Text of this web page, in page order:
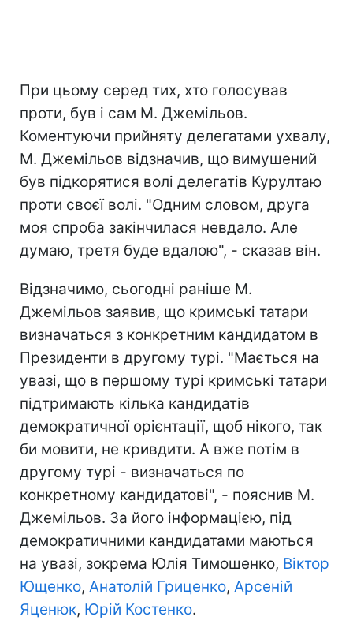
При цьому серед тих, хто голосував
проти, був і сам М. Джемільов.
Коментуючи прийняту делегатами ухвалу,
М. Джемільов відзначив, що вимушений
був підкорятися волі делегатів Курултаю
проти своєї волі. "Одним словом, друга
моя спроба закінчилася невдало. Але
думаю, третя буде вдалою", - сказав він.
Відзначимо, сьогодні раніше М.
Джемільов заявив, що кримські татари
визначаться з конкретним кандидатом в
Президенти в другому турі. "Мається на
увазі, що в першому турі кримські татари
підтримають кілька кандидатів
демократичної орієнтації, щоб нікого, так
би мовити, не кривдити. А вже потім в
другому турі - визначаться по
конкретному кандидатові", - пояснив М.
Джемільов. За його інформацією, під
демократичними кандидатами маються
на увазі, зокрема Юлія Тимошенко, Віктор
Ющенко, Анатолій Гриценко, Арсеній
Яценюк, Юрій Костенко.